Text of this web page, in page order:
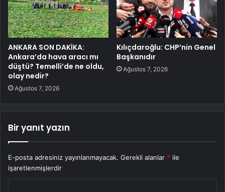
ANKARA SON DAKİKA:
Ankara’da hava aracı mı
düştü? Temelli’de ne oldu,
olay nedir?
Ağustos 7, 2026
Kılıçdaroğlu: CHP’nin Genel
Başkanıdır
Ağustos 7, 2026
Bir yanıt yazın
E-posta adresiniz yayınlanmayacak. Gerekli alanlar * ile
işaretlenmişlerdir